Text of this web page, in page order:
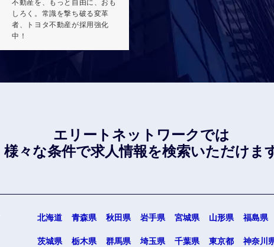
不動産を、もっと自由に、おも
しろく。常識を撃ち破る変革
者、トヨタ不動産が採用強化
中！
エリートネットワークでは
様々な条件で求人情報を検索いただけま
北海道 青森県 秋田県 岩手県 宮城県 山形県 福島県
茨城県 栃木県 群馬県 埼玉県 千葉県 東京都 神奈川